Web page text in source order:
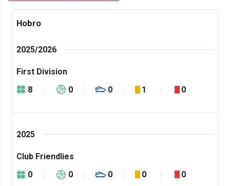
Hobro
2025/2026
First Division
8
0 0 1 0
2025
Club Friendlies
0
0 0 0 0